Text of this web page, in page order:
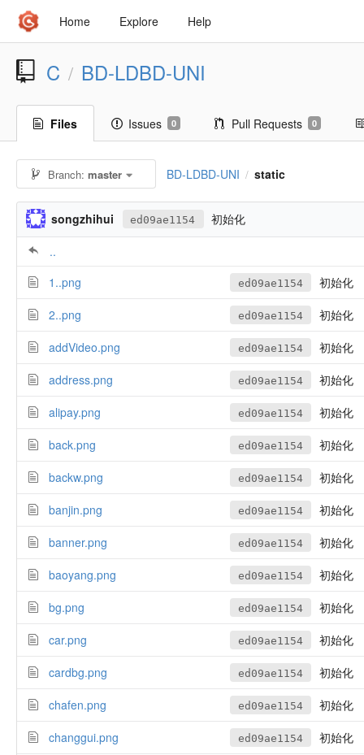
Home Explore Help
C / BD-LDBD-UNI
Files Issues 0 Pull Requests 0
Branch:master BD-LDBD-UNI / static
songzhihui ed09ae1154
初始化
..
1..png
ed09ae1154
初始化
2..png
ed09ae1154
初始化
addVideo.png
ed09ae1154
初始化
address.png
ed09ae1154
初始化
alipay.png
ed09ae1154
初始化
back.png
ed09ae1154
初始化
backw.png
ed09ae1154
初始化
banjin.png
ed09ae1154
初始化
banner.png
ed09ae1154
初始化
baoyang.png
ed09ae1154
初始化
bg.png
ed09ae1154
初始化
car.png
ed09ae1154
初始化
cardbg.png
ed09ae1154
初始化
chafen.png
ed09ae1154
初始化
changgui.png
ed09ae1154
初始化